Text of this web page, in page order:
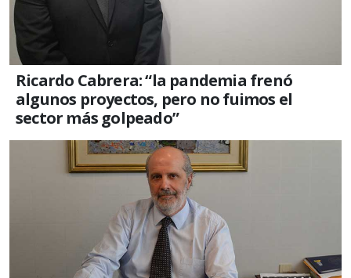
Ricardo Cabrera: “la pandemia frenó
algunos proyectos, pero no fuimos el
sector más golpeado”